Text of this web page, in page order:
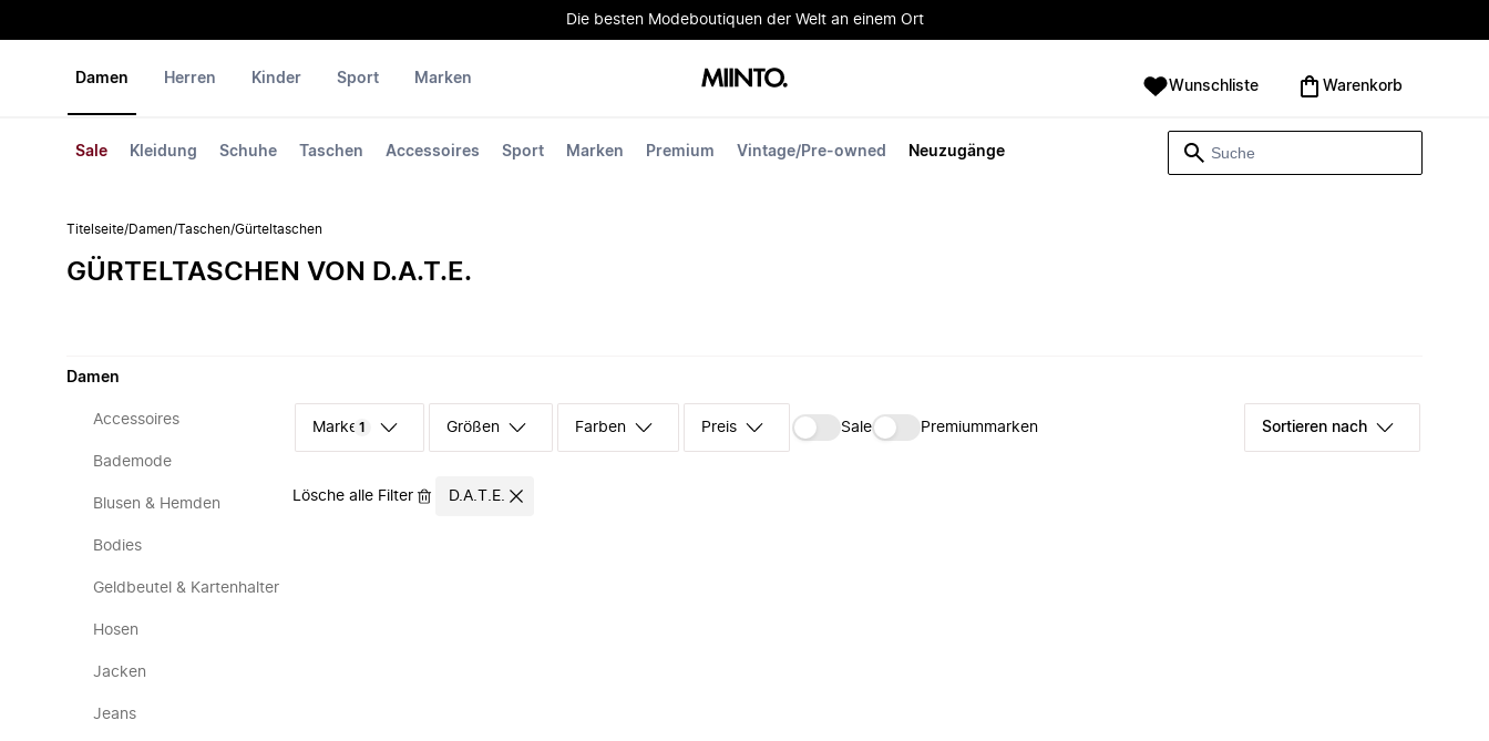
Die besten Modeboutiquen der Welt an einem Ort
Damen
Sale Kleidung Schuhe Taschen Accessoires Sport Marken Premium Vintage/Pre-owned Neuzugänge
Herren Kinder Sport Marken Wunschliste Warenkorb
Titelseite/Damen/Taschen/Gürteltaschen
GÜRTELTASCHEN VON D.A.T.E.
Damen
Accessoires
Bademode
Blusen & Hemden
Bodies
Geldbeutel & Kartenhalter
Hosen
Jacken
Jeans
Marke 1 Größen Farben Preis Sale Premiummarken Sortieren nach
Lösche alle Filter D.A.T.E.